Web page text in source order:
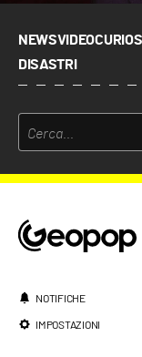
NEWSVIDEO
DISASTRI
NOTIFICHE
IMPOSTAZIONI